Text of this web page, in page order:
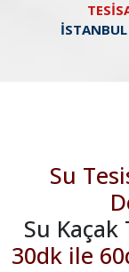
Su
Su Kaçak
30dk ile